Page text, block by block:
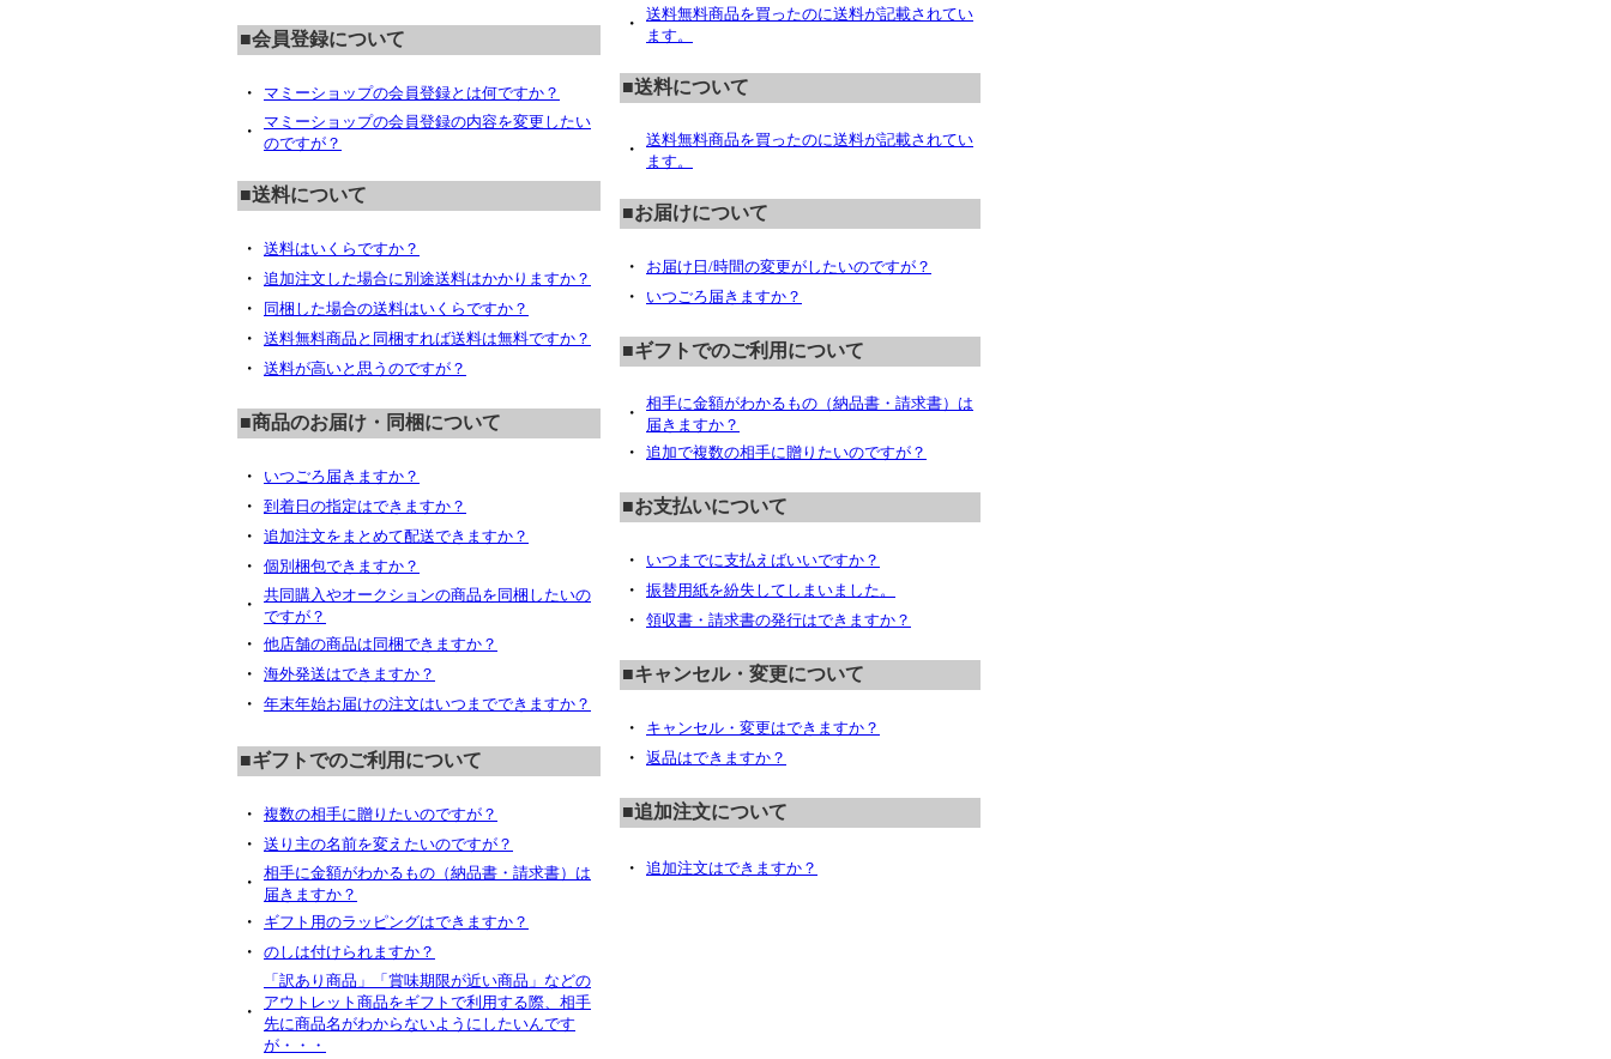
■会員登録について
・ マミーショップの会員登録とは何ですか？
・
マミーショップの会員登録の内容を変更したい
のですが？
■送料について
・ 送料はいくらですか？
・ 追加注文した場合に別途送料はかかりますか？
・ 同梱した場合の送料はいくらですか？
・ 送料無料商品と同梱すれば送料は無料ですか？
・ 送料が高いと思うのですが？
■商品のお届け・同梱について
・ いつごろ届きますか？
・ 到着日の指定はできますか？
・ 追加注文をまとめて配送できますか？
・ 個別梱包できますか？
・
共同購入やオークションの商品を同梱したいの
ですが？
・ 他店舗の商品は同梱できますか？
・ 海外発送はできますか？
・ 年末年始お届けの注文はいつまでできますか？
■ギフトでのご利用について
・ 複数の相手に贈りたいのですが？
・ 送り主の名前を変えたいのですが？
・
相手に金額がわかるもの（納品書・請求書）は
届きますか？
・ ギフト用のラッピングはできますか？
・ のしは付けられますか？
・
「訳あり商品」「賞味期限が近い商品」などの
アウトレット商品をギフトで利用する際、相手
先に商品名がわからないようにしたいんです
が・・・
・
送料無料商品を買ったのに送料が記載されてい
ます。
■送料について
・
送料無料商品を買ったのに送料が記載されてい
ます。
■お届けについて
・ お届け日/時間の変更がしたいのですが？
・ いつごろ届きますか？
■ギフトでのご利用について
・
相手に金額がわかるもの（納品書・請求書）は
届きますか？
・ 追加で複数の相手に贈りたいのですが？
■お支払いについて
・ いつまでに支払えばいいですか？
・ 振替用紙を紛失してしまいました。
・ 領収書・請求書の発行はできますか？
■キャンセル・変更について
・ キャンセル・変更はできますか？
・ 返品はできますか？
■追加注文について
・ 追加注文はできますか？